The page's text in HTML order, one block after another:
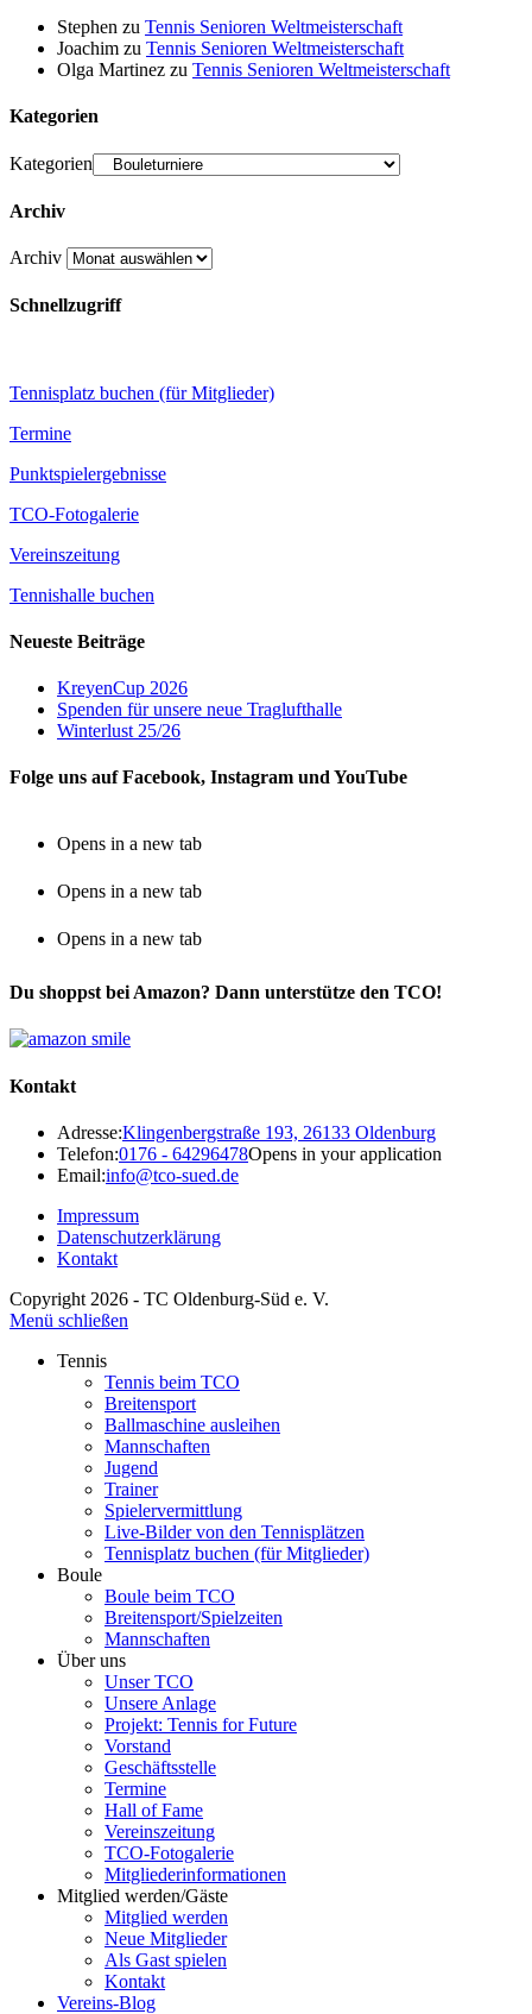
Stephen zu Tennis Senioren Weltmeisterschaft
Joachim zu Tennis Senioren Weltmeisterschaft
Olga Martinez zu Tennis Senioren Weltmeisterschaft
Kategorien
Kategorien
Archiv
Archiv
Schnellzugriff
Tennisplatz buchen (für Mitglieder)
Termine
Punktspielergebnisse
TCO-Fotogalerie
Vereinszeitung
Tennishalle buchen
Neueste Beiträge
KreyenCup 2026
Spenden für unsere neue Traglufthalle
Winterlust 25/26
Folge uns auf Facebook, Instagram und YouTube
Opens in a new tab
Opens in a new tab
Opens in a new tab
Du shoppst bei Amazon? Dann unterstütze den TCO!
Kontakt
Adresse:Klingenbergstraße 193, 26133 Oldenburg
Telefon:0176 - 64296478Opens in your application
Email:info@tco-sued.de
Impressum
Datenschutzerklärung
Kontakt
Copyright 2026 - TC Oldenburg-Süd e. V.
Menü schließen
Tennis
Tennis beim TCO
Breitensport
Ballmaschine ausleihen
Mannschaften
Jugend
Trainer
Spielervermittlung
Live-Bilder von den Tennisplätzen
Tennisplatz buchen (für Mitglieder)
Boule
Boule beim TCO
Breitensport/Spielzeiten
Mannschaften
Über uns
Unser TCO
Unsere Anlage
Projekt: Tennis for Future
Vorstand
Geschäftsstelle
Termine
Hall of Fame
Vereinszeitung
TCO-Fotogalerie
Mitgliederinformationen
Mitglied werden/Gäste
Mitglied werden
Neue Mitglieder
Als Gast spielen
Kontakt
Vereins-Blog